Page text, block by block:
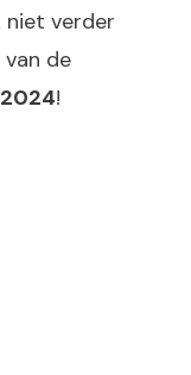
niet verder
de
!